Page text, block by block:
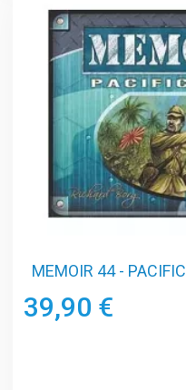
MEMOIR 44 -
39,90 €